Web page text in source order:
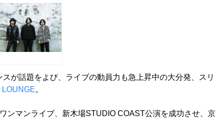
が話題をよび、ライブの動員力も急上昇中の大分発、スリ
LOUNGE。
ンマンライブ、新木場STUDIO COAST公演を成功させ、京